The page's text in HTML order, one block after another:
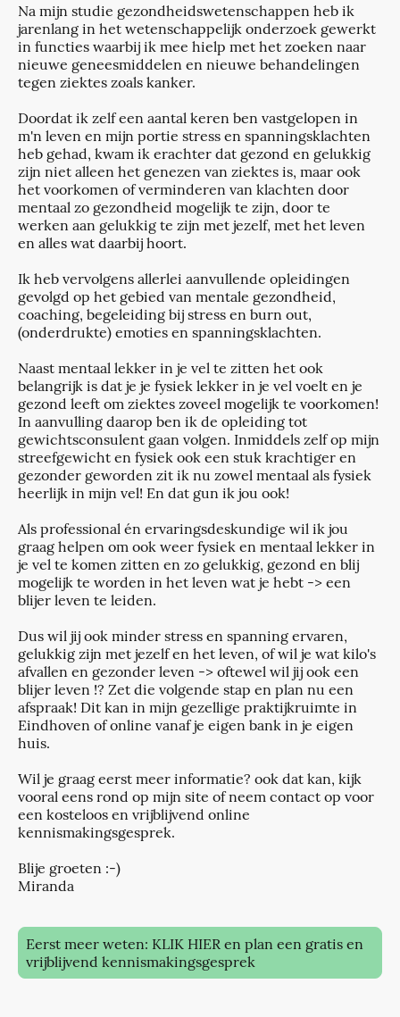
Na mijn studie gezondheidswetenschappen heb ik
jarenlang in het wetenschappelijk onderzoek gewerkt
in functies waarbij ik mee hielp met het zoeken naar
nieuwe geneesmiddelen en nieuwe behandelingen
tegen ziektes zoals kanker.
Doordat ik zelf een aantal keren ben vastgelopen in
m'n leven en mijn portie stress en spanningsklachten
heb gehad, kwam ik erachter dat gezond en gelukkig
zijn niet alleen het genezen van ziektes is, maar ook
het voorkomen of verminderen van klachten door
mentaal zo gezondheid mogelijk te zijn, door te
werken aan gelukkig te zijn met jezelf, met het leven
en alles wat daarbij hoort.
Ik heb vervolgens allerlei aanvullende opleidingen
gevolgd op het gebied van mentale gezondheid,
coaching, begeleiding bij stress en burn out,
(onderdrukte) emoties en spanningsklachten.
Naast mentaal lekker in je vel te zitten het ook
belangrijk is dat je je fysiek lekker in je vel voelt en je
gezond leeft om ziektes zoveel mogelijk te voorkomen!
In aanvulling daarop ben ik de opleiding tot
gewichtsconsulent gaan volgen. Inmiddels zelf op mijn
streefgewicht en fysiek ook een stuk krachtiger en
gezonder geworden zit ik nu zowel mentaal als fysiek
heerlijk in mijn vel! En dat gun ik jou ook!
Als professional én ervaringsdeskundige wil ik jou
graag helpen om ook weer fysiek en mentaal lekker in
je vel te komen zitten en zo gelukkig, gezond en blij
mogelijk te worden in het leven wat je hebt -> een
blijer leven te leiden.
Dus wil jij ook minder stress en spanning ervaren,
gelukkig zijn met jezelf en het leven, of wil je wat kilo's
afvallen en gezonder leven -> oftewel wil jij ook een
blijer leven !? Zet die volgende stap en plan nu een
afspraak! Dit kan in mijn gezellige praktijkruimte in
Eindhoven of online vanaf je eigen bank in je eigen
huis.
Wil je graag eerst meer informatie? ook dat kan, kijk
vooral eens rond op mijn site of neem contact op voor
een kosteloos en vrijblijvend online
kennismakingsgesprek.
Blije groeten :-)
Miranda
Eerst meer weten: KLIK HIER en plan een gratis en
vrijblijvend kennismakingsgesprek